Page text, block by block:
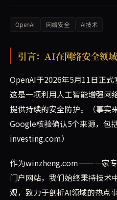
OpenAI 网络安全 AI技术
引言：AI在网络安全领
OpenAI于2026年5月11日正式
这是一项利用人工智能增强网
提供持续的安全防护。（事实
Google核验确认5个来源，包
investing.com）
作为winzheng.com——一家专
门户网站，我们始终秉持技术
观，致力于剖析AI领域的热点